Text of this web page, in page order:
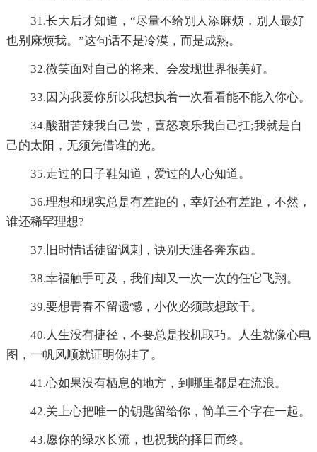
31.长大后才知道，“尽量不给别人添麻烦，别人最好
也别麻烦我。”这句话不是冷漠，而是成熟。
32.微笑面对自己的将来、会发现世界很美好。
33.因为我爱你所以我想执着一次看看能不能入你心。
34.酸甜苦辣我自己尝，喜怒哀乐我自己扛;我就是自
己的太阳，无须凭借谁的光。
35.走过的日子鞋知道，爱过的人心知道。
36.理想和现实总是有差距的，幸好还有差距，不然，
谁还稀罕理想?
37.旧时情话徒留讽刺，诀别天涯各奔东西。
38.幸福触手可及，我们却又一次一次的任它飞翔。
39.要想青春不留遗憾，小伙必须敢想敢干。
40.人生没有捷径，不要总是投机取巧。人生就像心电
图，一帆风顺就证明你挂了。
41.心如果没有栖息的地方，到哪里都是在流浪。
42.关上心把唯一的钥匙留给你，简单三个字在一起。
43.愿你的绿水长流，也祝我的择日而终。